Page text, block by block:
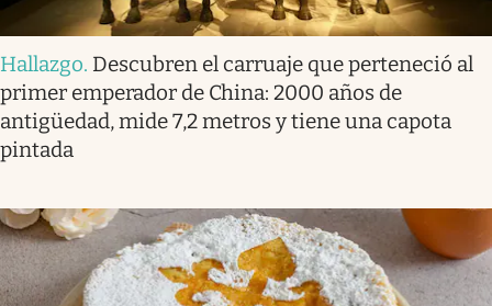
Hallazgo. Descubren el carruaje que perteneció al
primer emperador de China: 2000 años de
antigüedad, mide 7,2 metros y tiene una capota
pintada